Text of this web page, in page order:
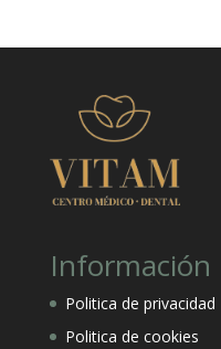
Información
Politica de privacidad
Politica de cookies